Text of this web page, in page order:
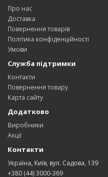
Про нас
Доставка
Повернення товарів
Політика конфіденційності
Умови
Служба підтримки
Контакти
Повернення товару
Карта сайту
Додатково
Виробники
Акції
Контакти
Україна, Київ, вул. Садова, 139
+380 (44) 3000-369